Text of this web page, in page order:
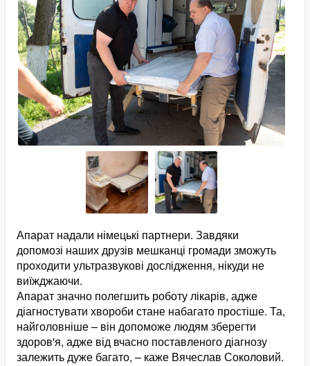
Апарат надали німецькі партнери. Завдяки
допомозі наших друзів мешканці громади зможуть
проходити ультразвукові дослідження, нікуди не
виїжджаючи.
Апарат значно полегшить роботу лікарів, адже
діагностувати хвороби стане набагато простіше. Та,
найголовніше – він допоможе людям зберегти
здоров'я, адже від вчасно поставленого діагнозу
залежить дуже багато, – каже Вячеслав Соколовий.